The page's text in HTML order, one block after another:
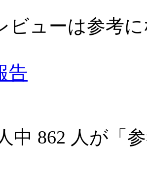
ビューは参考
告
中 862 人が「